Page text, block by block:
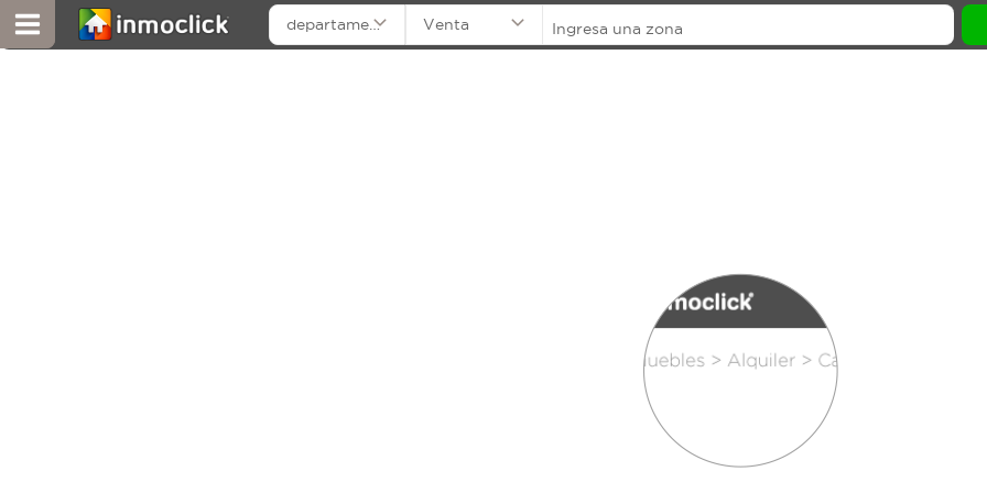
departamentos Venta